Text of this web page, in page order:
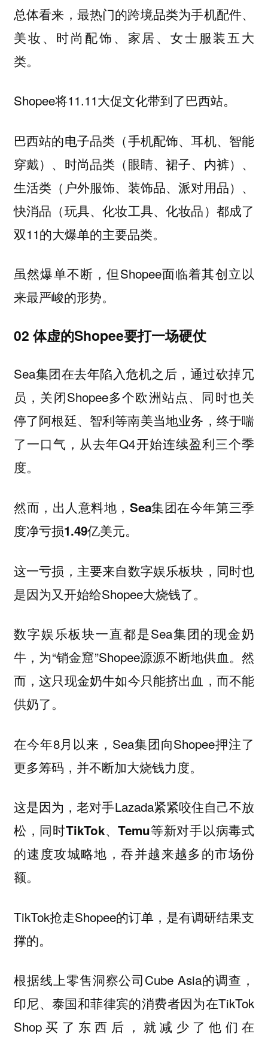
总体看来，最热门的跨境品类为手机配件、
美妆、时尚配饰、家居、女士服装五大
类。
Shopee将11.11大促文化带到了巴西站。
巴西站的电子品类 （手机配饰、耳机、智能
穿戴）、 时尚品类 （眼睛、裙子、内裤）、
生活类 （户外服饰、装饰品、派对用品）、
快消品 （玩具、化妆工具、化妆品）都成了
双11的大爆单的主要品类。
虽然爆单不断，但Shopee面临着其创立以
来最严峻的形势。
02 体虚的Shopee要打一场硬仗
Sea集团在去年陷入危机之后，通过砍掉冗
员，关闭Shopee多个欧洲站点、同时也关
停了阿根廷、智利等南美当地业务，终于喘
了一口气，从去年Q4开始连续盈利三个季
度。
然而，出人意料地， Sea集团在今年第三季
度净亏损1.49亿美元。
这一亏损，主要来自数字娱乐板块， 同时也
是因为又开始给Shopee大烧钱了。
数字娱乐板块一直都是Sea集团的现金奶
牛，为“销金窟”Shopee源源不断地供血。然
而，这只现金奶牛如今只能挤出血，而不能
供奶了。
在今年8月以来，Sea集团向Shopee押注了
更多筹码，并不断加大烧钱力度。
这是因为，老对手Lazada紧紧咬住自己不放
松，同时TikTok、Temu等新对手以病毒式
的速度攻城略地，吞并越来越多的市场份
额。
TikTok抢走Shopee的订单，是有调研结果支
撑的。
根据线上零售洞察公司Cube Asia的调查，
印尼、泰国和菲律宾的消费者因为在TikTok
Shop买了东西后，就减少了他们在